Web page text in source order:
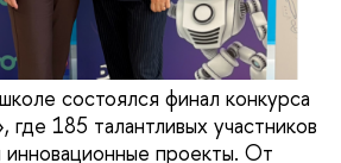
состоялся финал конкурса
где 185 талантливых участников
инновационные проекты. От